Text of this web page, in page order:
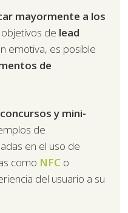
mayormente a los
de lead
emotiva, es posible
de
y mini-
de
en el uso de
como NFC o
del usuario a su